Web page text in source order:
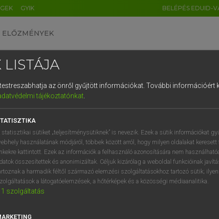
GYIK BELÉPÉS EDUID-
ELŐZMÉNYEK
angol szótár
ige beismer
elismer
bevall
beenged
felvesz
bebocsát
LISTÁJA
az önről gyűjtött információkat. További információért
tájékoztatónkat.
statisztikai sütiket „teljesítménysütiknek” is nevezik. Ezek a sütik információkat
használatának módjáról, többek között arról, hogy milyen oldalakat keresett
kattintott. Ezek az információk a felhasználó azonosítására nem
összesítettek és anonimizáltak. Céljuk kizárólag a weboldal funkcióinak
a harmadik féltől származó elemzési szolgáltatásokhoz tartozó sütik;
a látogatóelemzések, a hőtérképek és a közösségi médiaanalitika.
1 szolgáltatás
DE CN FR ES IT NL
1 2 3 4 5 6 7 8 9
q w e r t z u i
a s d f g h j k l é
í y x c v b n m , .